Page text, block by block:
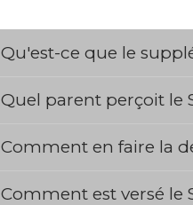
Qu'est-ce que le
Quel parent perçoit le
Comment en faire la
Comment est versé le